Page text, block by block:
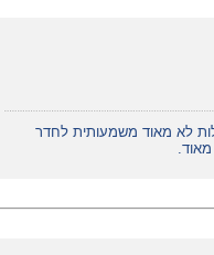
לא מאוד משמעותית לחדר